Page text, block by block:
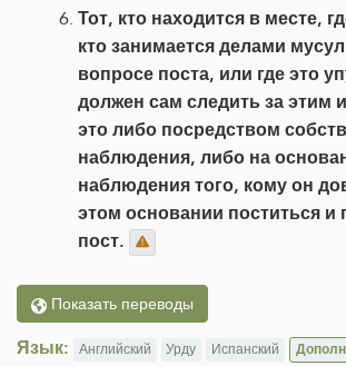
Тот, кто находится в месте,
кто занимается делами
вопросе поста, или где это
должен сам следить за этим
это либо посредством
наблюдения, либо на
наблюдения того, кому он
этом основании поститься и
пост.
Показать переводы
Язык: Английский Урду Испанский